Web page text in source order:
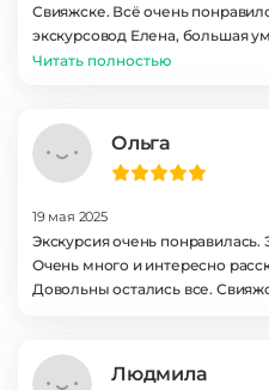
Свияжске. Всё очень
экскурсовод Елена, большая
рассказывала, очень
Читать полностью
Ольга
19 мая 2025
Экскурсия очень понравилась.
Очень много и интересно
Довольны остались все.
Людмила